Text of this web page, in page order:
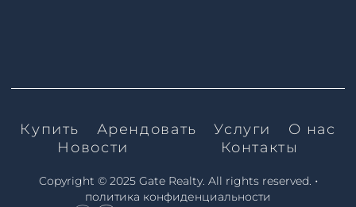
Купить Арендовать Услуги
О нас
Новости
Контакты
Copyright © 2025 Gate Realty. All rights reserved. •
политика конфиденциальности